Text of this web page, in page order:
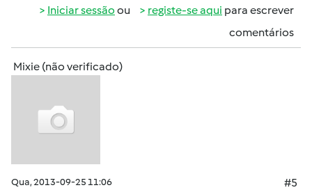
Iniciar sessão ou registe-se aqui para escrever
comentários
Mixie (não verificado)
Qua, 2013-09-25 11:06
#5